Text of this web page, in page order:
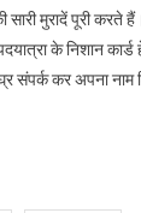
मुरादें पूरी करते
के निशान कार्ड
कर अपना नाम